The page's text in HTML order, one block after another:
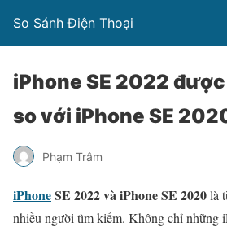
So Sánh Điện Thoại
iPhone SE 2022
so với iPhone SE
Phạm Trâm
iPhoneSE 2022 và iPhone SE 2020là
nhiều người tìm kiếm. Không chỉ những